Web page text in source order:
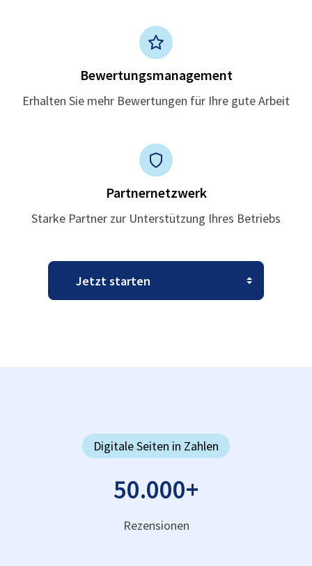
Bewertungsmanagement
Erhalten Sie mehr Bewertungen für Ihre gute Arbeit
Partnernetzwerk
Starke Partner zur Unterstützung Ihres Betriebs
Digitale Seiten in Zahlen
50.000+
Rezensionen